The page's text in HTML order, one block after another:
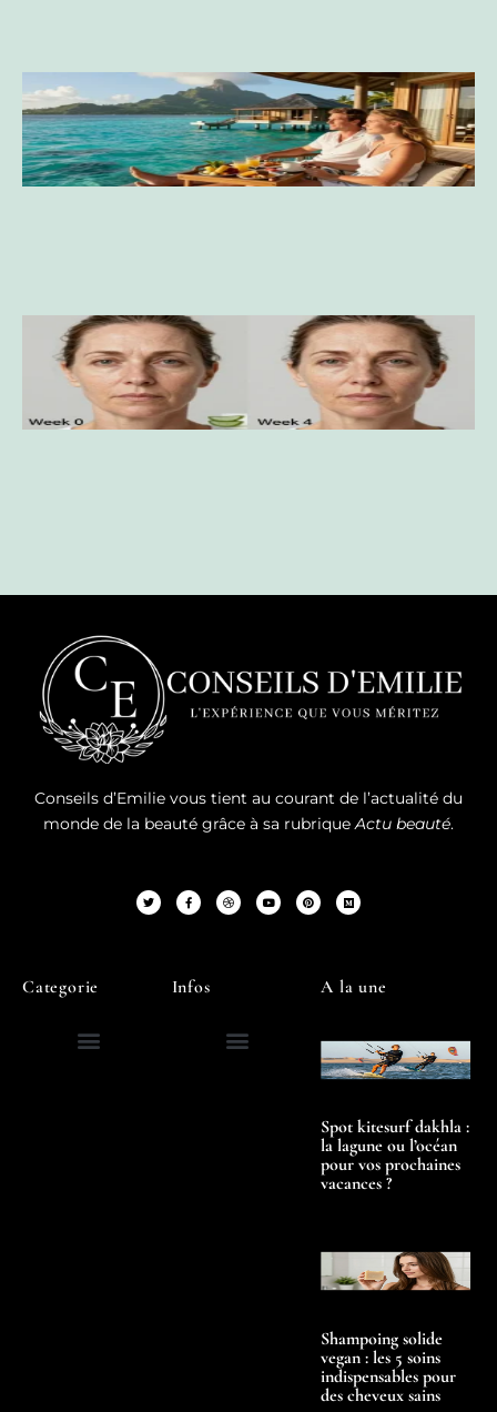
Conseils d’Emilie vous tient au courant de l’actualité du
monde de la beauté grâce à sa rubriqueActu beauté.
Categorie Infos A la une
Spot kitesurf dakhla :
la lagune ou l’océan
pour vos prochaines
vacances ?
Shampoing solide
vegan : les 5 soins
indispensables pour
des cheveux sains